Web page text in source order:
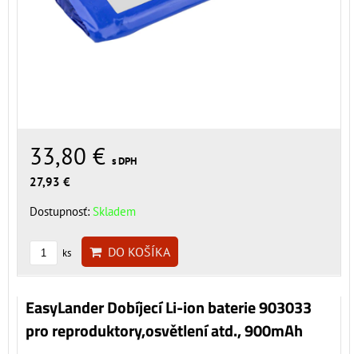
33,80 € s DPH
27,93 €
Dostupnosť: Skladem
ks DO KOŠÍKA
EasyLander Dobíjecí Li-ion baterie 903033
pro reproduktory,osvětlení atd., 900mAh